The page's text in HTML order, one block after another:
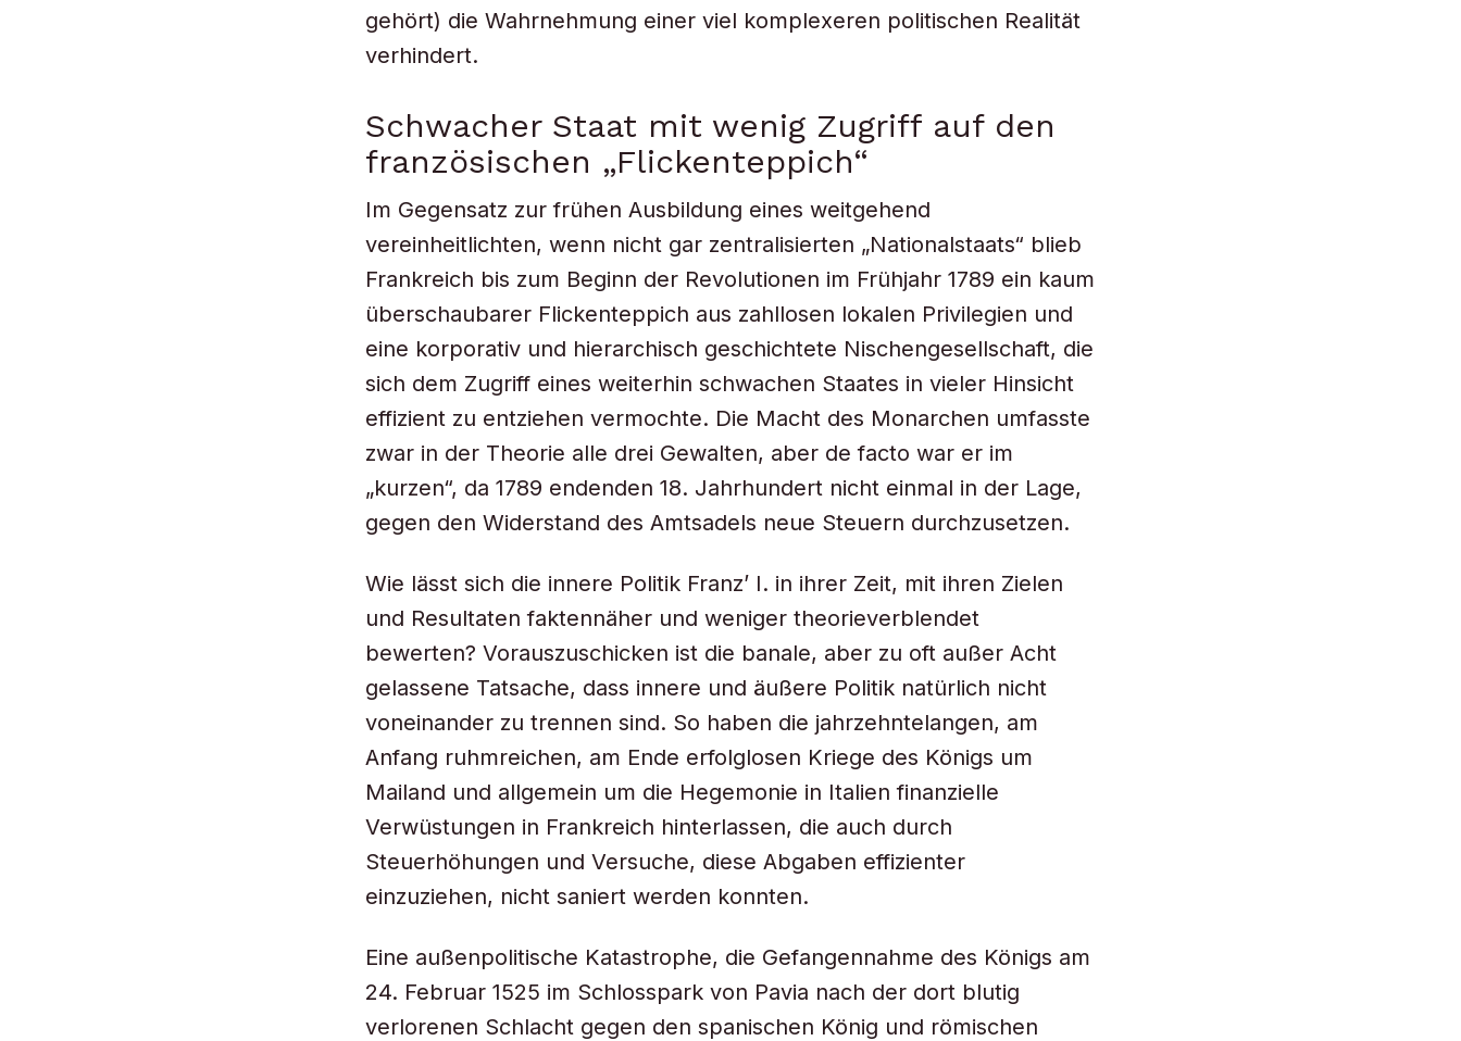
gehört) die Wahrnehmung einer viel komplexeren politischen Realität
verhindert.
Schwacher Staat mit wenig Zugriff auf den
französischen „Flickenteppich“
Im Gegensatz zur frühen Ausbildung eines weitgehend
vereinheitlichten, wenn nicht gar zentralisierten „Nationalstaats“ blieb
Frankreich bis zum Beginn der Revolutionen im Frühjahr 1789 ein kaum
überschaubarer Flickenteppich aus zahllosen lokalen Privilegien und
eine korporativ und hierarchisch geschichtete Nischengesellschaft, die
sich dem Zugriff eines weiterhin schwachen Staates in vieler Hinsicht
effizient zu entziehen vermochte. Die Macht des Monarchen umfasste
zwar in der Theorie alle drei Gewalten, aber de facto war er im
„kurzen“, da 1789 endenden 18. Jahrhundert nicht einmal in der Lage,
gegen den Widerstand des Amtsadels neue Steuern durchzusetzen.
Wie lässt sich die innere Politik Franz’ I. in ihrer Zeit, mit ihren Zielen
und Resultaten faktennäher und weniger theorieverblendet
bewerten? Vorauszuschicken ist die banale, aber zu oft außer Acht
gelassene Tatsache, dass innere und äußere Politik natürlich nicht
voneinander zu trennen sind. So haben die jahrzehntelangen, am
Anfang ruhmreichen, am Ende erfolglosen Kriege des Königs um
Mailand und allgemein um die Hegemonie in Italien finanzielle
Verwüstungen in Frankreich hinterlassen, die auch durch
Steuerhöhungen und Versuche, diese Abgaben effizienter
einzuziehen, nicht saniert werden konnten.
Eine außenpolitische Katastrophe, die Gefangennahme des Königs am
24. Februar 1525 im Schlosspark von Pavia nach der dort blutig
verlorenen Schlacht gegen den spanischen König und römischen